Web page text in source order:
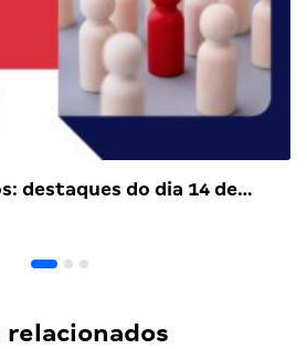
destaques do dia 14 de…